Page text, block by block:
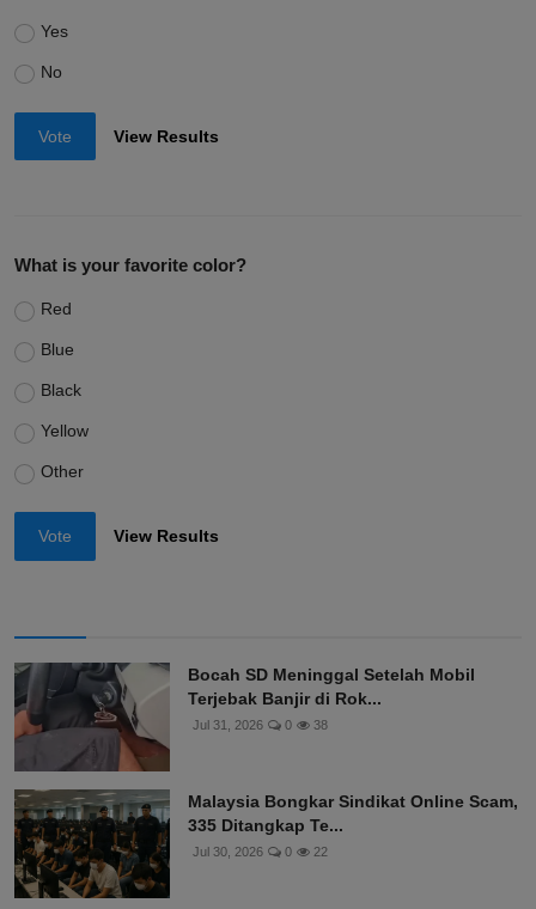
Yes
No
Vote View Results
What is your favorite color?
Red
Blue
Black
Yellow
Other
Vote View Results
Bocah SD Meninggal Setelah Mobil
Terjebak Banjir di Rok...
Jul 31, 2026 0 38
Malaysia Bongkar Sindikat Online Scam,
335 Ditangkap Te...
Jul 30, 2026 0 22